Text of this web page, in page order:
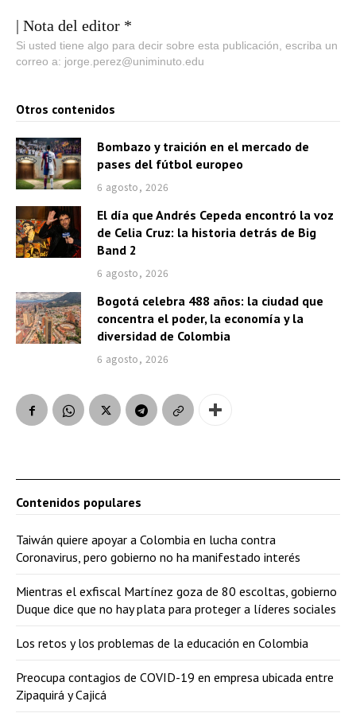
| Nota del editor *
Si usted tiene algo para decir sobre esta publicación, escriba un
correo a: jorge.perez@uniminuto.edu
Otros contenidos
Bombazo y traición en el mercado de
pases del fútbol europeo
6 agosto, 2026
El día que Andrés Cepeda encontró la voz
de Celia Cruz: la historia detrás de Big
Band 2
6 agosto, 2026
Bogotá celebra 488 años: la ciudad que
concentra el poder, la economía y la
diversidad de Colombia
6 agosto, 2026
Contenidos populares
Taiwán quiere apoyar a Colombia en lucha contra
Coronavirus, pero gobierno no ha manifestado interés
Mientras el exfiscal Martínez goza de 80 escoltas, gobierno
Duque dice que no hay plata para proteger a líderes sociales
Los retos y los problemas de la educación en Colombia
Preocupa contagios de COVID-19 en empresa ubicada entre
Zipaquirá y Cajicá